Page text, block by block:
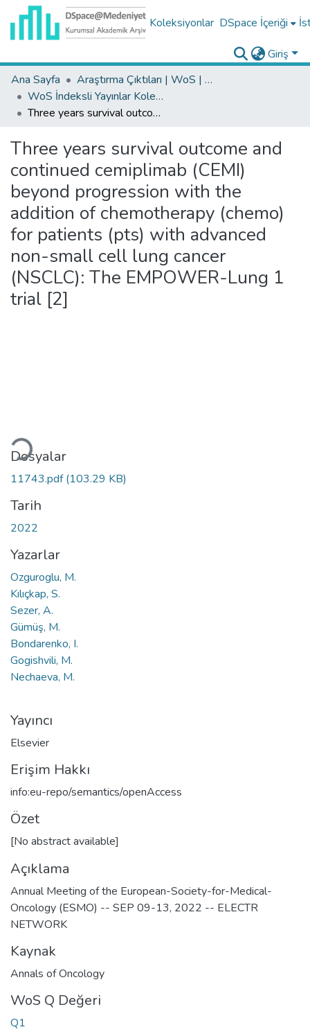
Koleksiyonlar DSpace İçeriği
Giriş
Ana Sayfa
Araştırma Çıktıları | WoS | Scopus | TR-Dizin | PubMed
WoS İndeksli Yayınlar Koleksiyonu
Three years survival outcome and continued cemiplimab (CEMI) beyond progression with the addition of chemotherapy (chemo) for patients (pts) with advanced non-small cell lung cancer (NSCLC): The EMPOWER-Lung 1 trial [2]
Three years survival outcome and
continued cemiplimab (CEMI)
beyond progression with the
addition of chemotherapy (chemo)
for patients (pts) with advanced
non-small cell lung cancer
(NSCLC): The EMPOWER-Lung 1
trial [2]
Dosyalar
11743.pdf(103.29 KB)
Tarih
2022
Yazarlar
Ozguroglu, M.
Kılıçkap, S.
Sezer, A.
Gümüş, M.
Bondarenko, I.
Gogishvili, M.
Nechaeva, M.
Yayıncı
Elsevier
Erişim Hakkı
info:eu-repo/semantics/openAccess
Özet
[No abstract available]
Açıklama
Annual Meeting of the European-Society-for-Medical-
Oncology (ESMO) -- SEP 09-13, 2022 -- ELECTR
NETWORK
Kaynak
Annals of Oncology
WoS Q Değeri
Q1